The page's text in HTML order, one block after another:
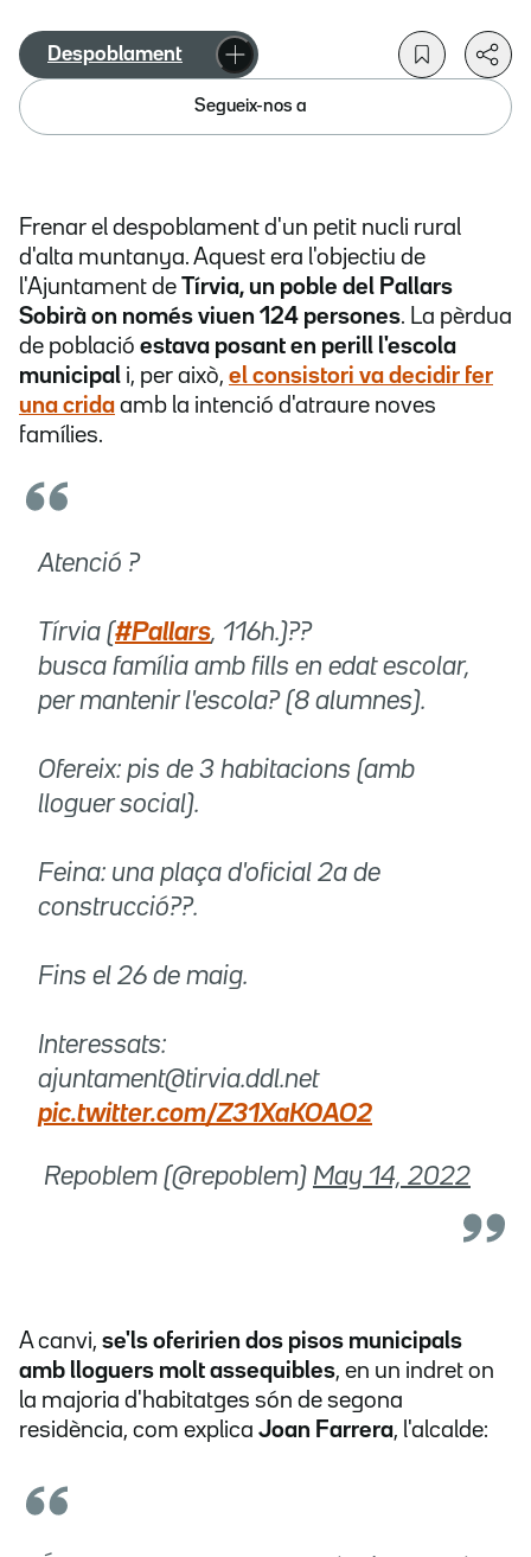
Despoblament
Segueix-nos a
Frenar el despoblament d'un petit nucli rural
d'alta muntanya. Aquest era l'objectiu de
l'Ajuntament de Tírvia, un poble del Pallars
Sobirà on només viuen 124 persones. La pèrdua
de població estava posant en perill l'escola
municipal i, per això, el consistori va decidir fer
una crida amb la intenció d'atraure noves
famílies.
Atenció ?
Tírvia (#Pallars, 116h.)??
busca família amb fills en edat escolar,
per mantenir l'escola? (8 alumnes).
Ofereix: pis de 3 habitacions (amb
lloguer social).
Feina: una plaça d'oficial 2a de
construcció??.
Fins el 26 de maig.
Interessats:
ajuntament@tirvia.ddl.net
pic.twitter.com/Z31XaKOAO2
 Repoblem (@repoblem) May 14, 2022
A canvi, se'ls oferirien dos pisos municipals
amb lloguers molt assequibles, en un indret on
la majoria d'habitatges són de segona
residència, com explica Joan Farrera, l'alcalde: